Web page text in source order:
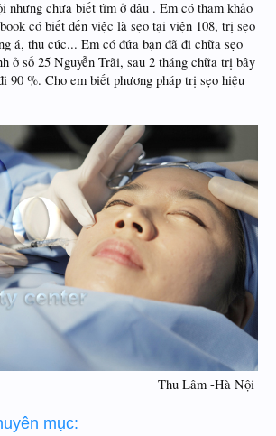
nhưng chưa biết tìm ở đâu . Em có tham khảo
có biết đến việc là sẹo tại viện 108, trị sẹo
á, thu cúc... Em có đứa bạn đã đi chữa sẹo
ở số 25 Nguyễn Trãi, sau 2 tháng chữa trị bây
90 %. Cho em biết phương pháp trị sẹo hiệu
Thu Lâm -Hà Nội ​
mục: